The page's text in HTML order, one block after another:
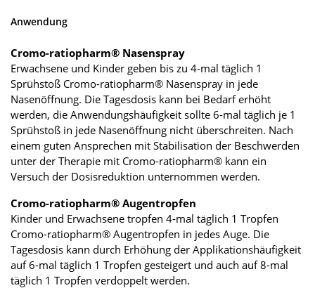
Anwendung
Cromo-ratiopharm® Nasenspray
Erwachsene und Kinder geben bis zu 4-mal täglich 1
Sprühstoß Cromo-ratiopharm® Nasenspray in jede
Nasenöffnung. Die Tagesdosis kann bei Bedarf erhöht
werden, die Anwendungshäufigkeit sollte 6-mal täglich je 1
Sprühstoß in jede Nasenöffnung nicht überschreiten. Nach
einem guten Ansprechen mit Stabilisation der Beschwerden
unter der Therapie mit Cromo-ratiopharm® kann ein
Versuch der Dosisreduktion unternommen werden.
Cromo-ratiopharm® Augentropfen
Kinder und Erwachsene tropfen 4-mal täglich 1 Tropfen
Cromo-ratiopharm® Augentropfen in jedes Auge. Die
Tagesdosis kann durch Erhöhung der Applikationshäufigkeit
auf 6-mal täglich 1 Tropfen gesteigert und auch auf 8-mal
täglich 1 Tropfen verdoppelt werden.